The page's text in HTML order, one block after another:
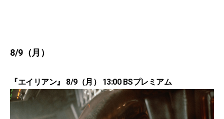
8/9（月）
『エイリアン』 8/9（月） 13:00 BSプレミアム